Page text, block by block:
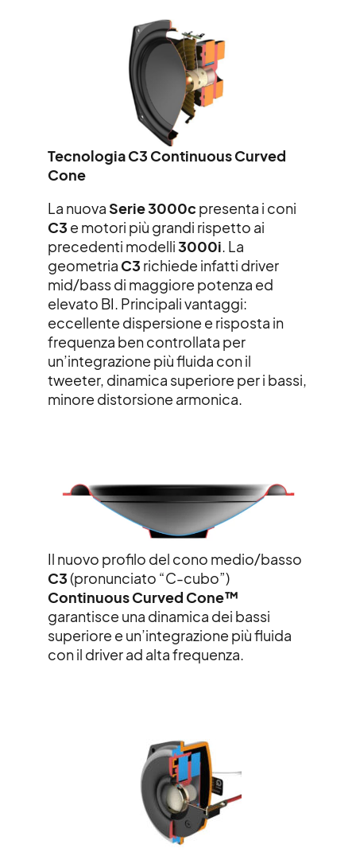
Tecnologia C3 Continuous Curved
Cone
La nuovaSerie 3000c presenta i coni
C3 e motori più grandi rispetto ai
precedenti modelli3000i. La
geometria C3 richiede infatti driver
mid/bass di maggiore potenza ed
elevato BI. Principali vantaggi:
eccellente dispersione e risposta in
frequenza ben controllata per
un’integrazione piùfluida con il
tweeter, dinamica superiore per i bassi,
minore distorsione armonica.
Il nuovo profilo del cono medio/basso
C3 (pronunciato “C-cubo”)
Continuous Curved Cone™
garantisce una dinamica dei bassi
superiore e un’integrazione più fluida
con il driver ad alta frequenza.